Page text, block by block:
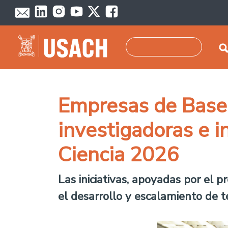
Pasar al contenido principal
Empresas de
investigadoras e
Ciencia 2026
Las iniciativas, apoyadas por el
el desarrollo y escalamiento de